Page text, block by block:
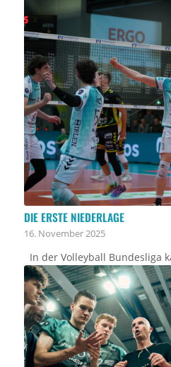
DIE ERSTE NIEDERLAGE
16. November 2025
In der Volleyball Bundesliga